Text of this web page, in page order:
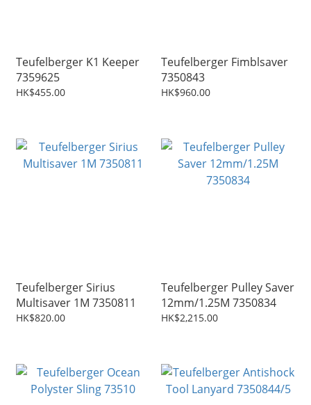
Teufelberger K1 Keeper
7359625
HK$455.00
Teufelberger Fimblsaver
7350843
HK$960.00
Teufelberger Sirius
Multisaver 1M 7350811
HK$820.00
Teufelberger Pulley Saver
12mm/1.25M 7350834
HK$2,215.00